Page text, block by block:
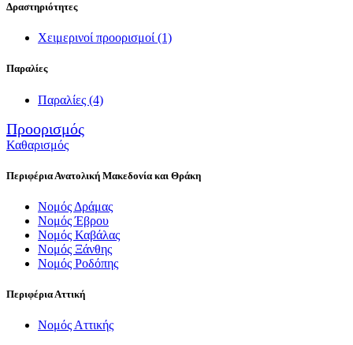
Δραστηριότητες
Χειμερινοί προορισμοί (1)
Παραλίες
Παραλίες (4)
Προορισμός
Καθαρισμός
Περιφέρια Ανατολική Μακεδονία και Θράκη
Νομός Δράμας
Νομός Έβρου
Νομός Καβάλας
Νομός Ξάνθης
Νομός Ροδόπης
Περιφέρια Αττική
Νομός Αττικής